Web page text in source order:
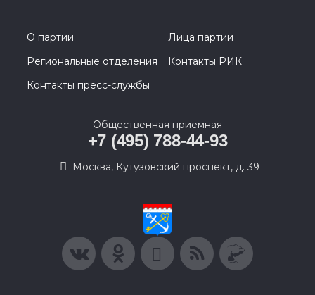
О партии
Лица партии
Региональные отделения
Контакты РИК
Контакты пресс-службы
Общественная приемная
+7 (495) 788-44-93
Москва, Кутузовский проспект, д. 39